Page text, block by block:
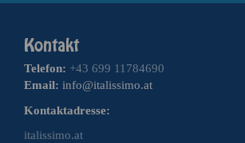
Telefon: +43 699 11784690
Email: info@italissimo.at
Kontaktadresse:
italissimo.at